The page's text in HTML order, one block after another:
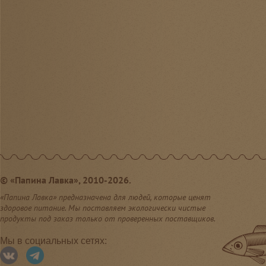
© «Папина Лавка», 2010-2026.
«Папина Лавка» предназначена для людей, которые ценят
здоровое питание. Мы поставляем экологически чистые
продукты под заказ только от проверенных поставщиков.
Мы в социальных сетях: